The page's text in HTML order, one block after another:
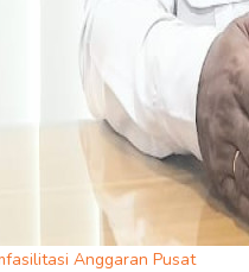
Anggaran Pusat